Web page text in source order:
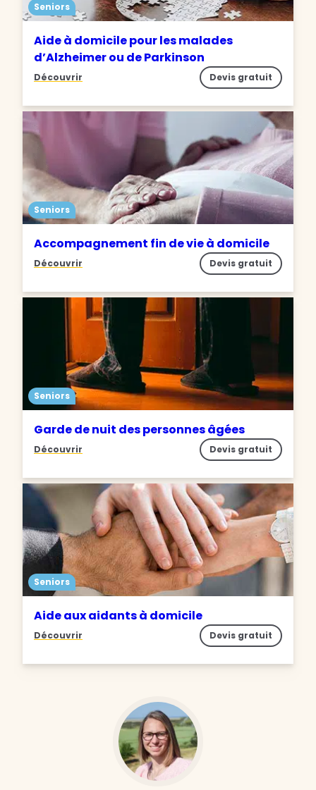
Seniors
Aide à domicile pour les malades
d’Alzheimer ou de Parkinson
Découvrir Devis gratuit
Seniors
Accompagnement fin de vie à domicile
Découvrir Devis gratuit
Seniors
Garde de nuit des personnes âgées
Découvrir Devis gratuit
Seniors
Aide aux aidants à domicile
Découvrir Devis gratuit